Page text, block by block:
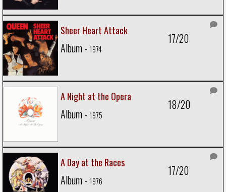
Sheer Heart Attack
Album - 1974
17/20
A Night at the Opera
Album - 1975
18/20
A Day at the Races
Album - 1976
17/20